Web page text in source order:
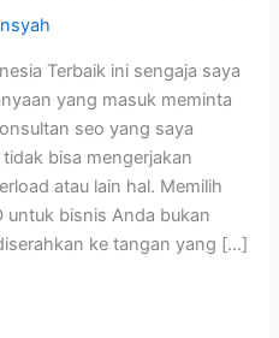
Terbaik ini sengaja saya
yang masuk meminta
seo yang saya
bisa mengerjakan
atau lain hal. Memilih
untuk bisnis Anda bukan
ke tangan yang […]